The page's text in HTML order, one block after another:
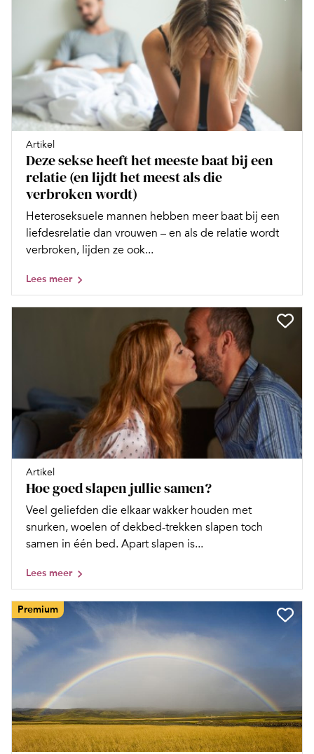
Artikel
Deze sekse heeft het meeste baat bij een
relatie (en lijdt het meest als die
verbroken wordt)
Heteroseksuele mannen hebben meer baat bij een
liefdesrelatie dan vrouwen – en als de relatie wordt
verbroken, lijden ze ook...
Lees meer
Artikel
Hoe goed slapen jullie samen?
Veel geliefden die elkaar wakker houden met
snurken, woelen of dekbed-trekken slapen toch
samen in één bed. Apart slapen is...
Lees meer
Premium